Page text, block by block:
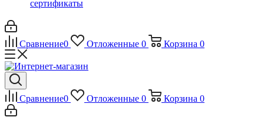
сертификаты
Сравнение0 Отложенные 0 Корзина 0
Сравнение0 Отложенные 0 Корзина 0